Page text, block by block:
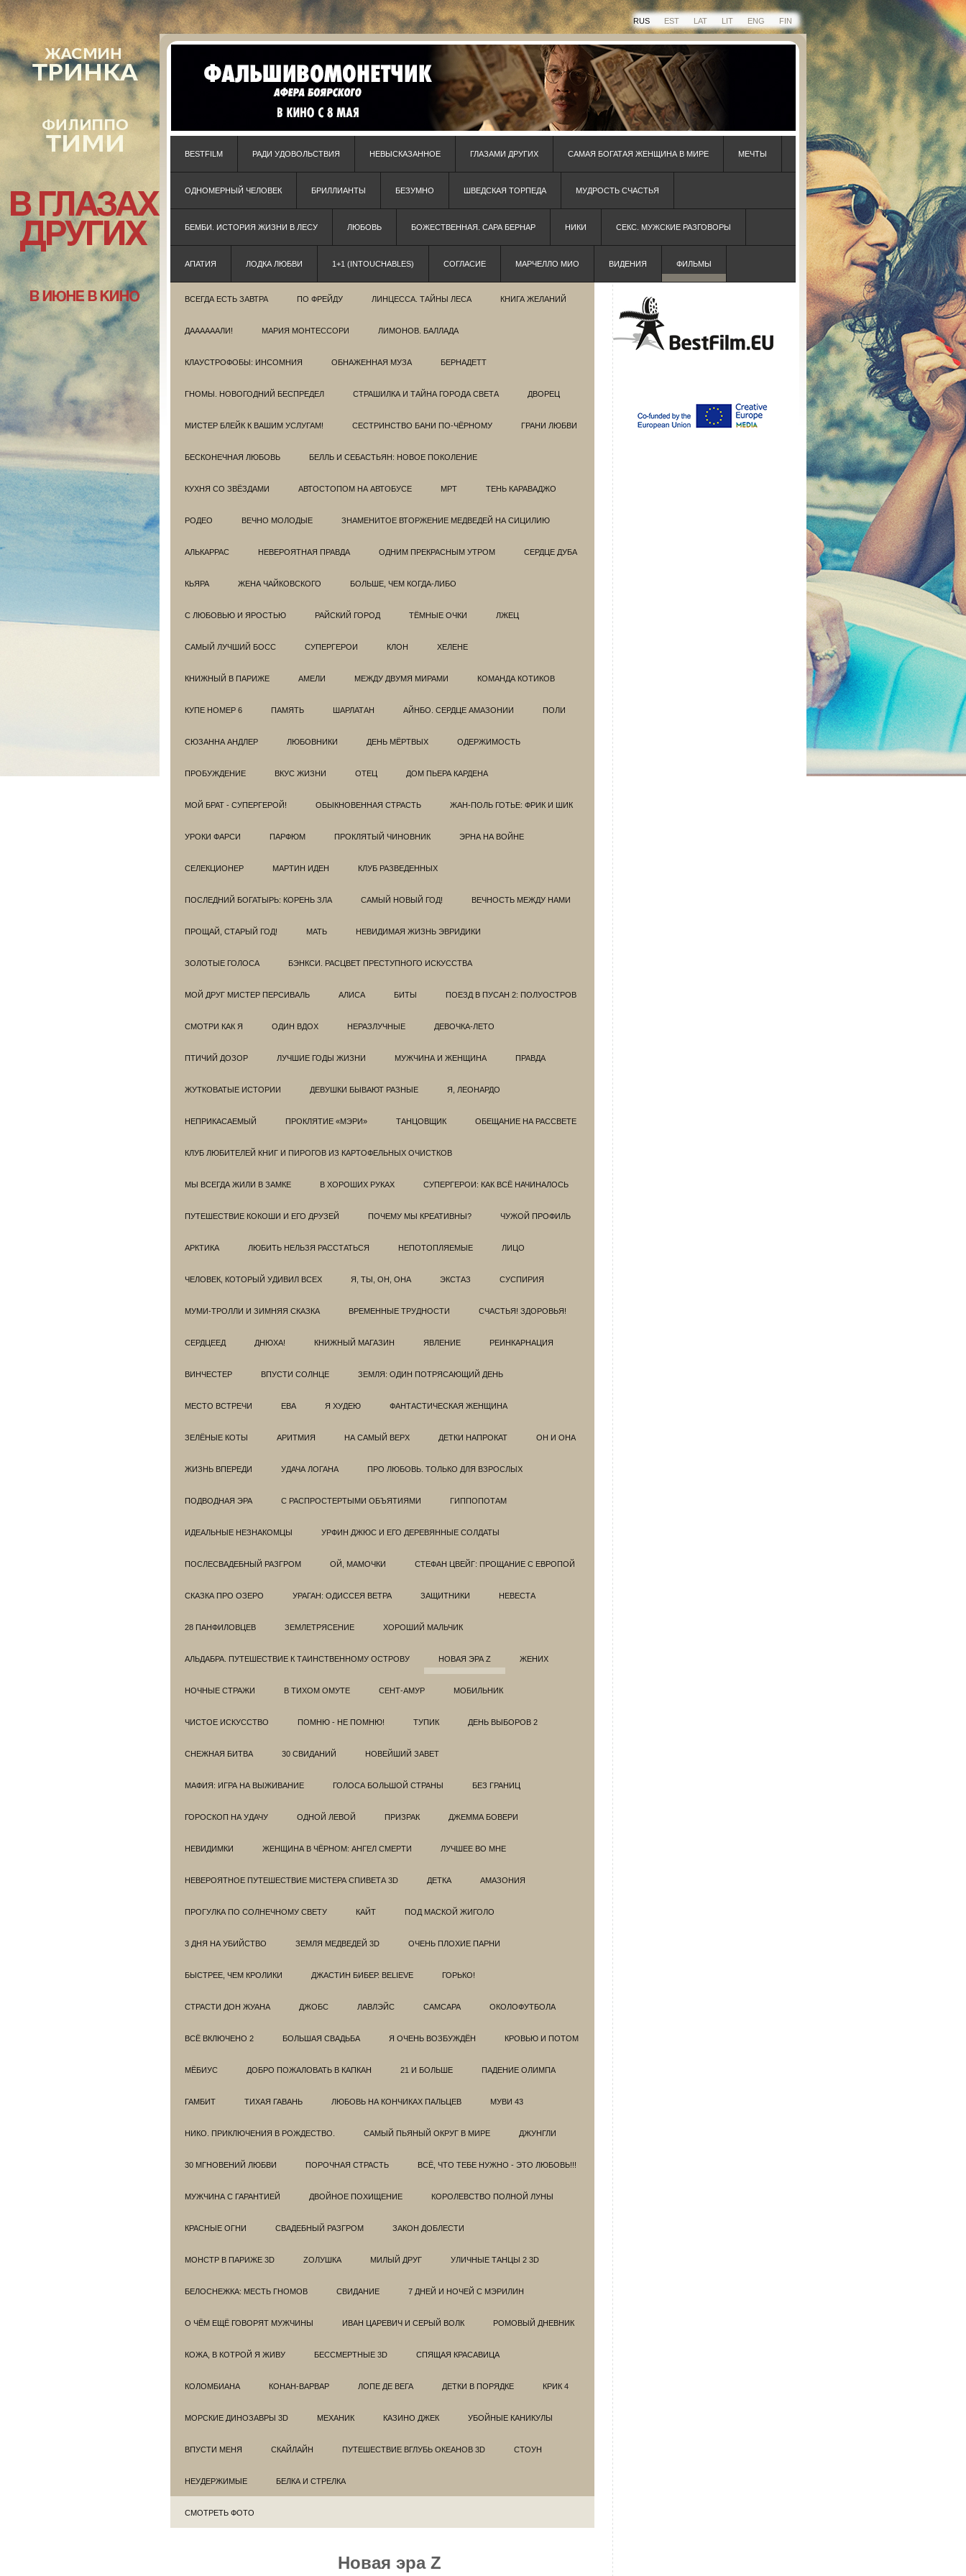
RUS EST LAT LIT ENG FIN
BESTFILM РАДИ УДОВОЛЬСТВИЯ НЕВЫСКАЗАННОЕ ГЛАЗАМИ ДРУГИХ САМАЯ БОГАТАЯ ЖЕНЩИНА В МИРЕ МЕЧТЫ
ОДНОМЕРНЫЙ ЧЕЛОВЕК БРИЛЛИАНТЫ БЕЗУМНО ШВЕДСКАЯ ТОРПЕДА МУДРОСТЬ СЧАСТЬЯ
БЕМБИ. ИСТОРИЯ ЖИЗНИ В ЛЕСУ ЛЮБОВЬ БОЖЕСТВЕННАЯ. САРА БЕРНАР НИКИ СЕКС. МУЖСКИЕ РАЗГОВОРЫ
АПАТИЯ ЛОДКА ЛЮБВИ 1+1 (INTOUCHABLES) СОГЛАСИЕ МАРЧЕЛЛО МИО ВИДЕНИЯ ФИЛЬМЫ
ВСЕГДА ЕСТЬ ЗАВТРА ПО ФРЕЙДУ ЛИНЦЕССА. ТАЙНЫ ЛЕСА КНИГА ЖЕЛАНИЙ
ДААААААЛИ! МАРИЯ МОНТЕССОРИ ЛИМОНОВ. БАЛЛАДА
КЛАУСТРОФОБЫ: ИНСОМНИЯ ОБНАЖЕННАЯ МУЗА БЕРНАДЕТТ
ГНОМЫ. НОВОГОДНИЙ БЕСПРЕДЕЛ СТРАШИЛКА И ТАЙНА ГОРОДА СВЕТА ДВОРЕЦ
МИСТЕР БЛЕЙК К ВАШИМ УСЛУГАМ! СЕСТРИНСТВО БАНИ ПО-ЧЁРНОМУ ГРАНИ ЛЮБВИ
БЕСКОНЕЧНАЯ ЛЮБОВЬ БЕЛЛЬ И СЕБАСТЬЯН: НОВОЕ ПОКОЛЕНИЕ
КУХНЯ СО ЗВЁЗДАМИ АВТОСТОПОМ НА АВТОБУСЕ МРТ ТЕНЬ КАРАВАДЖО
РОДЕО ВЕЧНО МОЛОДЫЕ ЗНАМЕНИТОЕ ВТОРЖЕНИЕ МЕДВЕДЕЙ НА СИЦИЛИЮ
АЛЬКАРРАС НЕВЕРОЯТНАЯ ПРАВДА ОДНИМ ПРЕКРАСНЫМ УТРОМ СЕРДЦЕ ДУБА
КЬЯРА ЖЕНА ЧАЙКОВСКОГО БОЛЬШЕ, ЧЕМ КОГДА-ЛИБО
С ЛЮБОВЬЮ И ЯРОСТЬЮ РАЙСКИЙ ГОРОД ТЁМНЫЕ ОЧКИ ЛЖЕЦ
САМЫЙ ЛУЧШИЙ БОСС СУПЕРГЕРОИ КЛОН ХЕЛЕНЕ
КНИЖНЫЙ В ПАРИЖЕ АМЕЛИ МЕЖДУ ДВУМЯ МИРАМИ КОМАНДА КОТИКОВ
КУПЕ НОМЕР 6 ПАМЯТЬ ШАРЛАТАН АЙНБО. СЕРДЦЕ АМАЗОНИИ ПОЛИ
СЮЗАННА АНДЛЕР ЛЮБОВНИКИ ДЕНЬ МЁРТВЫХ ОДЕРЖИМОСТЬ
ПРОБУЖДЕНИЕ ВКУС ЖИЗНИ ОТЕЦ ДОМ ПЬЕРА КАРДЕНА
МОЙ БРАТ - СУПЕРГЕРОЙ! ОБЫКНОВЕННАЯ СТРАСТЬ ЖАН-ПОЛЬ ГОТЬЕ: ФРИК И ШИК
УРОКИ ФАРСИ ПАРФЮМ ПРОКЛЯТЫЙ ЧИНОВНИК ЭРНА НА ВОЙНЕ
СЕЛЕКЦИОНЕР МАРТИН ИДЕН КЛУБ РАЗВЕДEННЫХ
ПОСЛЕДНИЙ БОГАТЫРЬ: КОРЕНЬ ЗЛА САМЫЙ НОВЫЙ ГОД! ВЕЧНОСТЬ МЕЖДУ НАМИ
ПРОЩАЙ, СТАРЫЙ ГОД! МАТЬ НЕВИДИМАЯ ЖИЗНЬ ЭВРИДИКИ
ЗОЛОТЫЕ ГОЛОСА БЭНКСИ. РАСЦВЕТ ПРЕСТУПНОГО ИСКУССТВА
МОЙ ДРУГ МИСТЕР ПЕРСИВАЛЬ АЛИСА БИТЫ ПОЕЗД В ПУСАН 2: ПОЛУОСТРОВ
СМОТРИ КАК Я ОДИН ВДОХ НЕРАЗЛУЧНЫЕ ДЕВОЧКА-ЛЕТО
ПТИЧИЙ ДОЗОР ЛУЧШИЕ ГОДЫ ЖИЗНИ МУЖЧИНА И ЖЕНЩИНА ПРАВДА
ЖУТКОВАТЫЕ ИСТОРИИ ДЕВУШКИ БЫВАЮТ РАЗНЫЕ Я, ЛЕОНАРДО
НЕПРИКАСАЕМЫЙ ПРОКЛЯТИЕ «МЭРИ» ТАНЦОВЩИК ОБЕЩАНИЕ НА РАССВЕТЕ
КЛУБ ЛЮБИТЕЛЕЙ КНИГ И ПИРОГОВ ИЗ КАРТОФЕЛЬНЫХ ОЧИСТКОВ
МЫ ВСЕГДА ЖИЛИ В ЗАМКЕ В ХОРОШИХ РУКАХ СУПЕРГЕРОИ: КАК ВСЁ НАЧИНАЛОСЬ
ПУТЕШЕСТВИЕ КОКОШИ И ЕГО ДРУЗЕЙ ПОЧЕМУ МЫ КРЕАТИВНЫ? ЧУЖОЙ ПРОФИЛЬ
АРКТИКА ЛЮБИТЬ НЕЛЬЗЯ РАССТАТЬСЯ НЕПОТОПЛЯЕМЫЕ ЛИЦО
ЧЕЛОВЕК, КОТОРЫЙ УДИВИЛ ВСЕХ Я, ТЫ, ОН, ОНА ЭКСТАЗ СУСПИРИЯ
МУМИ-ТРОЛЛИ И ЗИМНЯЯ СКАЗКА ВРЕМЕННЫЕ ТРУДНОСТИ СЧАСТЬЯ! ЗДОРОВЬЯ!
СЕРДЦЕЕД ДНЮХА! КНИЖНЫЙ МАГАЗИН ЯВЛЕНИЕ РЕИНКАРНАЦИЯ
ВИНЧЕСТЕР ВПУСТИ СОЛНЦЕ ЗЕМЛЯ: ОДИН ПОТРЯСАЮЩИЙ ДЕНЬ
МЕСТО ВСТРЕЧИ ЕВА Я ХУДЕЮ ФАНТАСТИЧЕСКАЯ ЖЕНЩИНА
ЗЕЛЁНЫЕ КОТЫ АРИТМИЯ НА САМЫЙ ВЕРХ ДЕТКИ НАПРОКАТ ОН И ОНА
ЖИЗНЬ ВПЕРЕДИ УДАЧА ЛОГАНА ПРО ЛЮБОВЬ. ТОЛЬКО ДЛЯ ВЗРОСЛЫХ
ПОДВОДНАЯ ЭРА С РАСПРОСТЕРТЫМИ ОБЪЯТИЯМИ ГИППОПОТАМ
ИДЕАЛЬНЫЕ НЕЗНАКОМЦЫ УРФИН ДЖЮС И ЕГО ДЕРЕВЯННЫЕ СОЛДАТЫ
ПОСЛЕСВАДЕБНЫЙ РАЗГРОМ ОЙ, МАМОЧКИ СТЕФАН ЦВЕЙГ: ПРОЩАНИЕ С ЕВРОПОЙ
СКАЗКА ПРО ОЗЕРО УРАГАН: ОДИССЕЯ ВЕТРА ЗАЩИТНИКИ НЕВЕСТА
28 ПАНФИЛОВЦЕВ ЗЕМЛЕТРЯСЕНИЕ ХОРОШИЙ МАЛЬЧИК
АЛЬДАБРА. ПУТЕШЕСТВИЕ К ТАИНСТВЕННОМУ ОСТРОВУ НОВАЯ ЭРА Z ЖЕНИХ
НОЧНЫЕ СТРАЖИ В ТИХОМ ОМУТЕ СЕНТ-АМУР МОБИЛЬНИК
ЧИСТОЕ ИСКУССТВО ПОМНЮ - НЕ ПОМНЮ! ТУПИК ДЕНЬ ВЫБОРОВ 2
СНЕЖНАЯ БИТВА 30 СВИДАНИЙ НОВЕЙШИЙ ЗАВЕТ
МАФИЯ: ИГРА НА ВЫЖИВАНИЕ ГОЛОСА БОЛЬШОЙ СТРАНЫ БЕЗ ГРАНИЦ
ГОРОСКОП НА УДАЧУ ОДНОЙ ЛЕВОЙ ПРИЗРАК ДЖЕММА БОВЕРИ
НЕВИДИМКИ ЖЕНЩИНА В ЧЁРНОМ: АНГЕЛ СМЕРТИ ЛУЧШЕЕ ВО МНЕ
НЕВЕРОЯТНОЕ ПУТЕШЕСТВИЕ МИСТЕРА СПИВЕТА 3D ДЕТКА АМАЗОНИЯ
ПРОГУЛКА ПО СОЛНЕЧНОМУ СВЕТУ КАЙТ ПОД МАСКОЙ ЖИГОЛО
3 ДНЯ НА УБИЙСТВО ЗЕМЛЯ МЕДВЕДЕЙ 3D ОЧЕНЬ ПЛОХИЕ ПАРНИ
БЫСТРЕЕ, ЧЕМ КРОЛИКИ ДЖАСТИН БИБЕР. BELIEVE ГОРЬКО!
СТРАСТИ ДОН ЖУАНА ДЖОБС ЛАВЛЭЙС САМСАРА ОКОЛОФУТБОЛА
ВСЁ ВКЛЮЧЕНО 2 БОЛЬШАЯ СВАДЬБА Я ОЧЕНЬ ВОЗБУЖДЁН КРОВЬЮ И ПОТОМ
МЁБИУС ДОБРО ПОЖАЛОВАТЬ В КАПКАН 21 И БОЛЬШЕ ПАДЕНИЕ ОЛИМПА
ГАМБИТ ТИХАЯ ГАВАНЬ ЛЮБОВЬ НА КОНЧИКАХ ПАЛЬЦЕВ МУВИ 43
НИКО. ПРИКЛЮЧЕНИЯ В РОЖДЕСТВО. САМЫЙ ПЬЯНЫЙ ОКРУГ В МИРЕ ДЖУНГЛИ
30 МГНОВЕНИЙ ЛЮБВИ ПОРОЧНАЯ СТРАСТЬ ВСЁ, ЧТО ТЕБЕ НУЖНО - ЭТО ЛЮБОВЬ!!!
МУЖЧИНА С ГАРАНТИЕЙ ДВОЙНОЕ ПОХИЩЕНИЕ КОРОЛЕВСТВО ПОЛНОЙ ЛУНЫ
КРАСНЫЕ ОГНИ СВАДЕБНЫЙ РАЗГРОМ ЗАКОН ДОБЛЕСТИ
МОНСТР В ПАРИЖЕ 3D ZОЛУШКА МИЛЫЙ ДРУГ УЛИЧНЫЕ ТАНЦЫ 2 3D
БЕЛОСНЕЖКА: МЕСТЬ ГНОМОВ СВИДАНИЕ 7 ДНЕЙ И НОЧЕЙ С МЭРИЛИН
О ЧЁМ ЕЩЁ ГОВОРЯТ МУЖЧИНЫ ИВАН ЦАРЕВИЧ И СЕРЫЙ ВОЛК РОМОВЫЙ ДНЕВНИК
КОЖА, В КОТРОЙ Я ЖИВУ БЕССМЕРТНЫЕ 3D СПЯЩАЯ КРАСАВИЦА
КОЛОМБИАНА КОНАН-ВАРВАР ЛОПЕ ДЕ ВЕГА ДЕТКИ В ПОРЯДКЕ КРИК 4
МОРСКИЕ ДИНОЗАВРЫ 3D МЕХАНИК КАЗИНО ДЖЕК УБОЙНЫЕ КАНИКУЛЫ
ВПУСТИ МЕНЯ СКАЙЛАЙН ПУТЕШЕСТВИЕ ВГЛУБЬ ОКЕАНОВ 3D СТОУН
НЕУДЕРЖИМЫЕ БЕЛКА И СТРЕЛКА
СМОТРЕТЬ ФОТО
Новая эра Z